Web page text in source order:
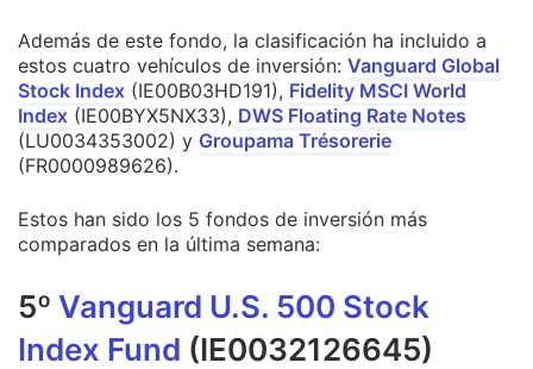
Además de este fondo, la clasificación ha incluido a
estos cuatro vehículos de inversión: Vanguard Global
Stock Index (IE00B03HD191), Fidelity MSCI World
Index (IE00BYX5NX33), DWS Floating Rate Notes
(LU0034353002) y Groupama Trésorerie
(FR0000989626).
Estos han sido los 5 fondos de inversión más
comparados en la última semana:
5º Vanguard U.S. 500 Stock
Index Fund (IE0032126645)